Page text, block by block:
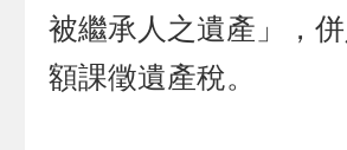
被繼承人之遺產」，
額課徵遺產稅。